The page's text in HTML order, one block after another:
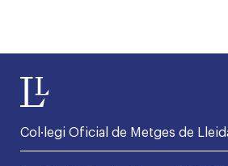
Col·legi Oficial de Metges de